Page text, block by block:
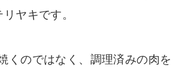
ヤキです。
くのではなく、調理済みの肉を